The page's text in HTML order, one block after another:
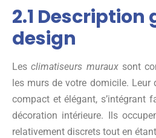
2.1 Description
design
Lesclimatiseurs murauxsont
les murs de votre domicile. Leur
compact et élégant, s’intégrant
décoration intérieure. Ils
relativement discrets tout en